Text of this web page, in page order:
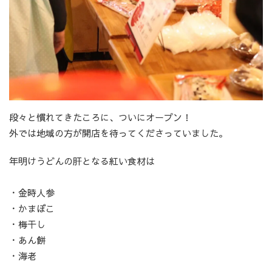
段々と慣れてきたころに、ついにオープン！
外では地域の方が開店を待ってくださっていました。
年明けうどんの肝となる紅い食材は
・金時人参
・かまぼこ
・梅干し
・あん餅
・海老